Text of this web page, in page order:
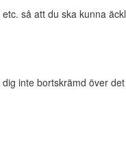
så att du ska kunna
inte bortskrämd över